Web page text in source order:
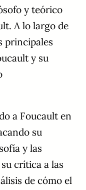
y teórico
A lo largo de
principales
y su
a Foucault en
su
y las
crítica a las
de cómo el